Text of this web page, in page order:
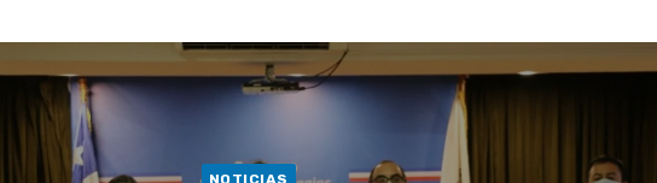
NOTICIAS